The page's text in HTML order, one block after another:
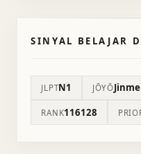
SINYAL BELAJAR
JLPTN1 JŌYŌ
RANK116128